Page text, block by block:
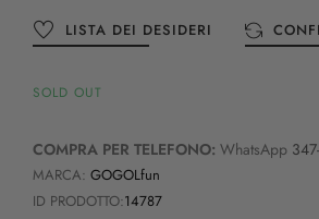
LISTA DEI DESIDERI
SOLD OUT
COMPRA PER TELEFONO: WhatsApp
MARCA: GOGOLfun
ID PRODOTTO:14787